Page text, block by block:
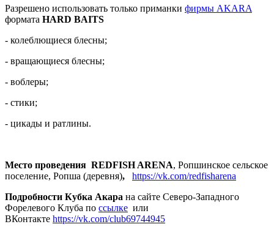
Разрешено использовать только приманки фирмы AKARA
формата HARD BAITS
- колеблющиеся блесны;
- вращающиеся блесны;
- воблеры;
- стики;
- цикады и ратлины.
Место проведения REDFISH ARENA, Ропшинское сельское
поселение, Ропша (деревня), https://vk.com/redfisharena
Подробности Кубка Акара на сайте Северо-Западного
Форелевого Клуба по ссылке или
ВКонтакте https://vk.com/club69744945